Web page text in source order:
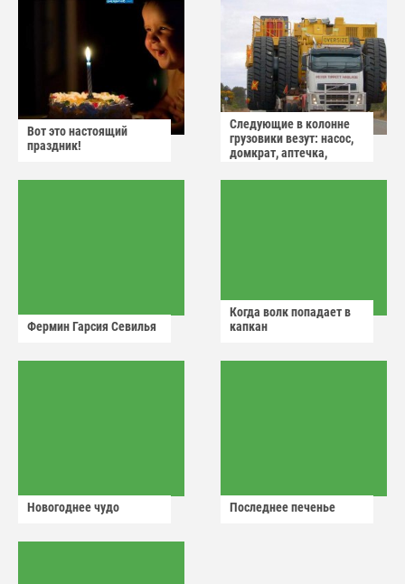
Вот это настоящий
праздник!
Следующие в колонне
грузовики везут: насос,
домкрат, аптечка,
Фермин Гарсия Севилья
Когда волк попадает в
капкан
Новогоднее чудо Последнее печенье